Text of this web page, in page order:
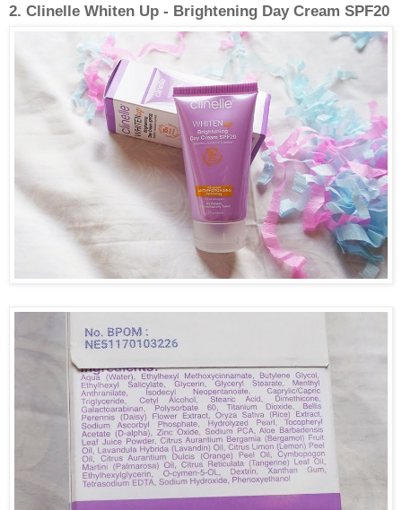
2. Clinelle Whiten Up - Brightening Day Cream SPF20